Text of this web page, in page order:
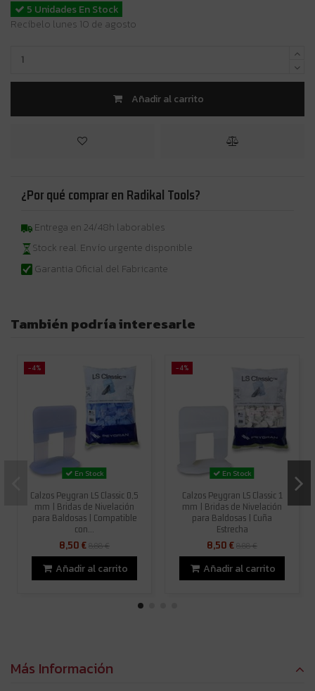
5 Unidades En Stock
Recíbelo lunes 10 de agosto
Añadir al carrito
¿Por qué comprar en Radikal Tools?
Entrega en 24/48h laborables
Stock real. Envío urgente disponible
Garantia Oficial del Fabricante
También podría interesarle
-4%
En Stock
Calzos Peygran LS Classic 0,5
mm | Bridas de Nivelación
para Baldosas | Compatible
con...
8,50 €8,88 €
Añadir al carrito
-4%
En Stock
Calzos Peygran LS Classic 1
mm | Bridas de Nivelación
para Baldosas | Cuña
Estrecha
8,50 €8,88 €
Añadir al carrito
Más Información